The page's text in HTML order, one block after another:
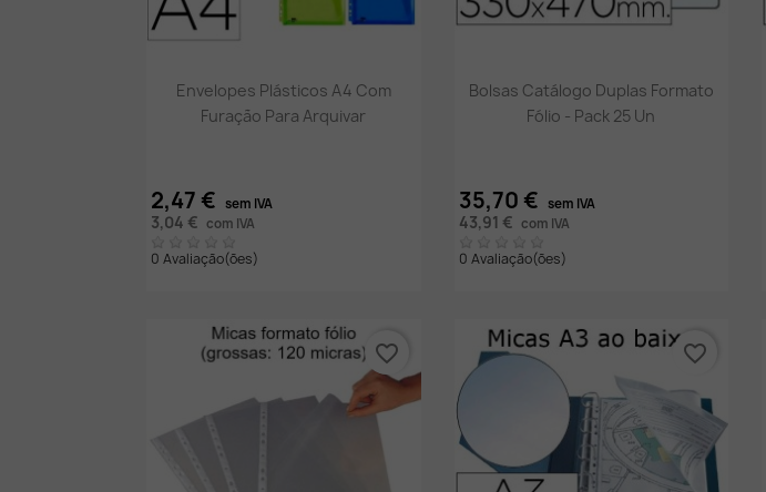
Vista rápida
Envelopes Plásticos A4 Com
Furação Para Arquivar
2,47 € sem IVA
3,04 € com IVA
0 Avaliação(ões)
Vista rápida
Bolsas Catálogo Duplas Formato
Fólio - Pack 25 Un
35,70 € sem IVA
43,91 € com IVA
0 Avaliação(ões)
favorite_border favorite_border